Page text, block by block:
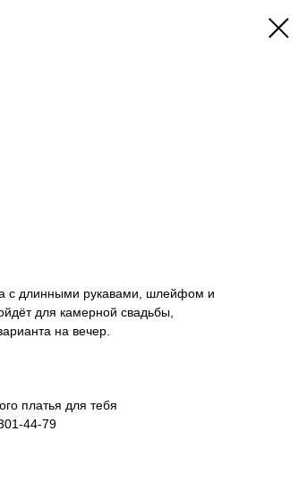
с длинными рукавами, шлейфом и
для камерной свадьбы,
на вечер.
платья для тебя
44-79